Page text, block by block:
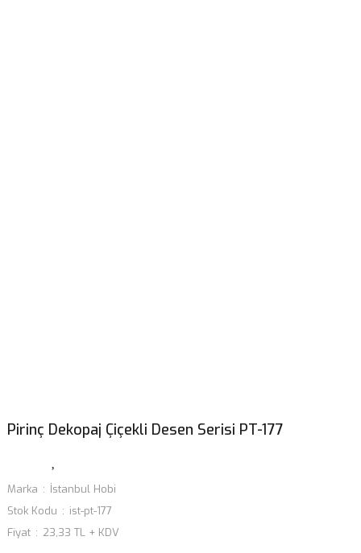
Pirinç Dekopaj Çiçekli Desen Serisi PT-177
Marka
İstanbul Hobi
Stok Kodu
ist-pt-177
Fiyat
23,33 TL + KDV